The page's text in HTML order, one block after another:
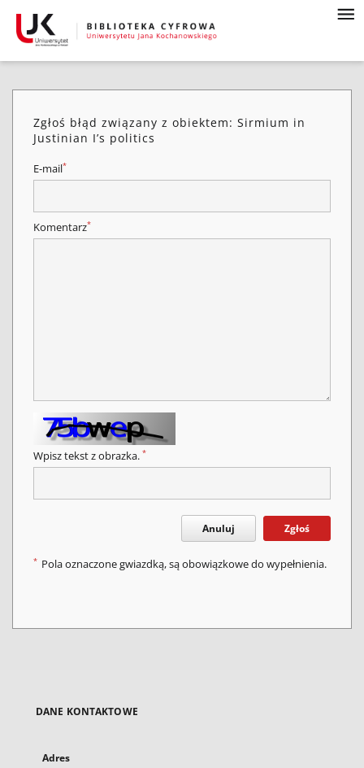
Zgłoś błąd związany z obiektem: Sirmium in
Justinian I’s politics
E-mail*
Komentarz*
Wpisz tekst z obrazka. *
Anuluj Zgłoś
* Pola oznaczone gwiazdką, są obowiązkowe do wypełnienia.
DANE KONTAKTOWE
Adres